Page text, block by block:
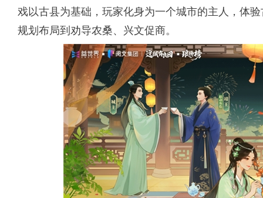
戏以古县为基础，玩家化身为一个城市的主人，体
规划布局到劝导农桑、兴文促商。